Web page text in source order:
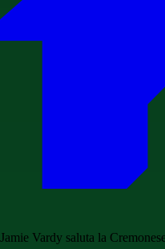
Jamie Vardy saluta la